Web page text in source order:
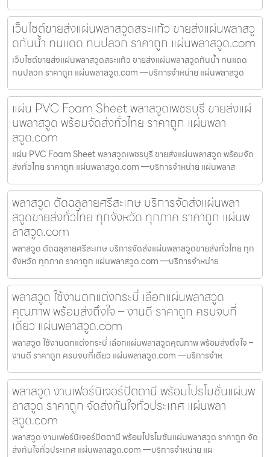
เว็บไซต์ขายส่งแผ่นพลาสวูดสระแก้ว ขายส่งแผ่นพลาสวู
ดกันน้ำ ทนแดด ทนปลวก ราคาถูก แผ่นพลาสวูด.com
เว็บไซต์ขายส่งแผ่นพลาสวูดสระแก้ว ขายส่งแผ่นพลาสวูดกันน้ำ ทนแดด
ทนปลวก ราคาถูก แผ่นพลาสวูด.com —บริการจำหน่าย แผ่นพลาสวูด
แผ่น PVC Foam Sheet พลาสวูดเพชรบุรี ขายส่งแผ่
นพลาสวูด พร้อมจัดส่งทั่วไทย ราคาถูก แผ่นพลา
สวูด.com
แผ่น PVC Foam Sheet พลาสวูดเพชรบุรี ขายส่งแผ่นพลาสวูด พร้อมจัด
ส่งทั่วไทย ราคาถูก แผ่นพลาสวูด.com —บริการจำหน่าย แผ่นพลาส
พลาสวูด ตัดฉลุลายศรีสะเกษ บริการจัดส่งแผ่นพลา
สวูดขายส่งทั่วไทย ทุกจังหวัด ทุกภาค ราคาถูก แผ่นพ
ลาสวูด.com
พลาสวูด ตัดฉลุลายศรีสะเกษ บริการจัดส่งแผ่นพลาสวูดขายส่งทั่วไทย ทุก
จังหวัด ทุกภาค ราคาถูก แผ่นพลาสวูด.com —บริการจำหน่าย
พลาสวูด ใช้งานตกแต่งกระบี่ เลือกแผ่นพลาสวูด
คุณภาพ พร้อมส่งถึงใจ – งานดี ราคาถูก ครบจบที่
เดียว แผ่นพลาสวูด.com
พลาสวูด ใช้งานตกแต่งกระบี่ เลือกแผ่นพลาสวูดคุณภาพ พร้อมส่งถึงใจ –
งานดี ราคาถูก ครบจบที่เดียว แผ่นพลาสวูด.com —บริการจำห
พลาสวูด งานเฟอร์นิเจอร์ปัตตานี พร้อมโปรโมชั่นแผ่นพ
ลาสวูด ราคาถูก จัดส่งทันใจทั่วประเทศ แผ่นพลา
สวูด.com
พลาสวูด งานเฟอร์นิเจอร์ปัตตานี พร้อมโปรโมชั่นแผ่นพลาสวูด ราคาถูก จัด
ส่งทันใจทั่วประเทศ แผ่นพลาสวูด.com —บริการจำหน่าย แผ